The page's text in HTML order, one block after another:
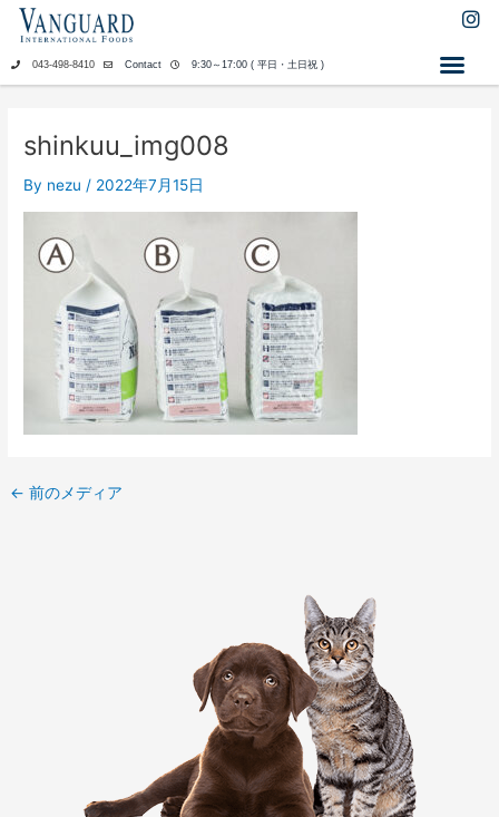
ス
I
043-498-8410 Contact 9:30～17:00 ( 平日・土日祝 )
shinkuu_img008
By nezu / 2022年7月15日
← 前のメディア